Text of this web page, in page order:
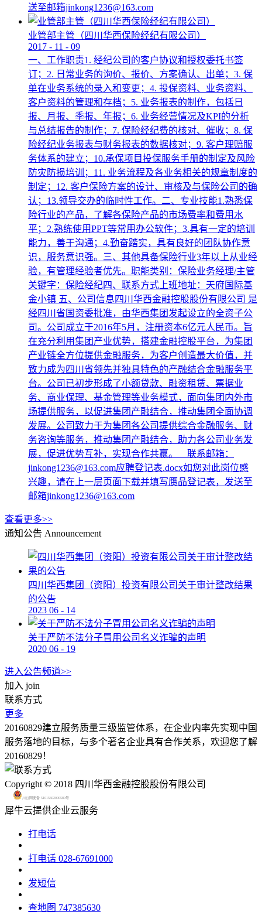
送至邮箱jinkong1236@163.com
业管部主管（四川华西保险经纪有限公司）
2017 - 11 - 09
一、工作职责1. 经纪公司的客户协议和授权委托书签
订；2. 日常业务的询价、报价、方案确认、出单；3. 保
单在业务系统的录入和变更；4. 投保资料、业务资料、
客户资料的管理和存档；5. 业务报表的制作，包括日
报、月报、季报、年报；6. 业务经营情况及KPI的分析
与总结报告的制作；7. 保险经纪费的核对、催收；8. 保
险经纪业务报表与财务报表的数据核对；9. 客户理赔服
务体系的建立；10.承保项目投保服务手册的制定及风险
防灾防损培训；11. 业务流程及各业务相关的规章制度的
制定；12. 客户保险方案的设计、审核及与保险公司的确
认；13.领导交办的临时性工作。二、专业技能1.熟悉保
险行业的产品，了解各保险产品的市场费率和费用水
平；2.熟练使用PPT等常用办公软件；3.具有一定的培训
能力，善于沟通；4.勤奋踏实，具有良好的团队协作意
识，服务意识强。三、其他具备保险行业3年以上从业经
验，有管理经验者优先。职能类别：保险业务经理/主管
关键字：保险经纪四、联系方式上班地址：天府国际基
金小镇 五、公司信息四川华西金融控股股份有限公司 是
经四川省国资委批准，由华西集团发起设立的全资子公
司。公司成立于2016年5月，注册资本6亿元人民币。旨
在充分利用集团产业优势，搭建金融控股平台，为集团
产业链全方位提供金融服务，为客户创造最大价值，并
致力成为四川省领先并独具特色的产融结合金融服务平
台。公司已初步形成了小额贷款、融资租赁、票据业
务、商业保理、基金管理等业务模式，面向集团内外市
场提供服务，以促进集团产融结合，推动集团全面协调
发展。公司致力于为集团各公司提供综合金融服务、财
务咨询等服务，推动集团产融结合，助力各公司业务发
展，促进优势互补，实现合作共赢。 联系邮箱：
jinkong1236@163.com应聘登记表.docx如您对此岗位感
兴趣，请在上一层页面下载并填写赝品登记表，发送至
邮箱jinkong1236@163.com
查看更多>>
通知公告 Announcement
四川华西集团（资阳）投资有限公司关于审计整改结果
的公告
2023 06 - 14
关于严防不法分子冒用公司名义诈骗的声明
2020 06 - 19
进入公告频道>>
加入 join
联系方式
更多
20160829建立服务质量三级监管体系，在企业内率先实现中国
服务落地的目标，与多个著名企业具有合作关系，欢迎您了解
20160829！
Copyright © 2018 四川华西金融控股股份有限公司
川公网安备 51015602000580号
犀牛云提供企业云服务
打电话
打电话 028-67691000
发短信
查地图 747385630